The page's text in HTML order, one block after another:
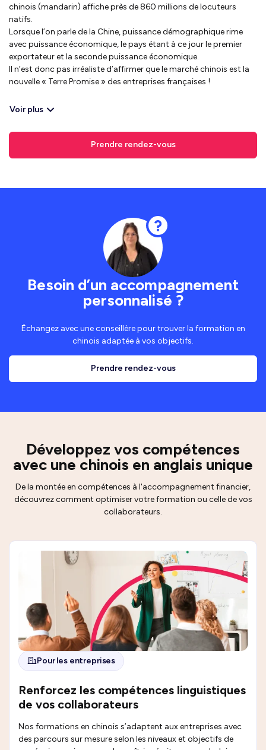
chinois (mandarin) affiche près de 860 millions de locuteurs
natifs.
Lorsque l’on parle de la Chine, puissance démographique rime
avec puissance économique, le pays étant à ce jour le premier
exportateur et la seconde puissance économique.
Il n’est donc pas irréaliste d’affirmer que le marché chinois est la
nouvelle « Terre Promise » des entreprises françaises !
Voir plus
Prendre rendez-vous
Besoin d’un accompagnement
personnalisé ?
Échangez avec une conseillère pour trouver la formation en
chinois adaptée à vos objectifs.
Prendre rendez-vous
Développez vos compétences
avec une chinois en anglais unique
De la montée en compétences à l'accompagnement financier,
découvrez comment optimiser votre formation ou celle de vos
collaborateurs.
Pour les entreprises
Renforcez les compétences linguistiques
de vos collaborateurs
Nos formations en chinois s’adaptent aux entreprises avec
des parcours sur mesure selon les niveaux et objectifs de